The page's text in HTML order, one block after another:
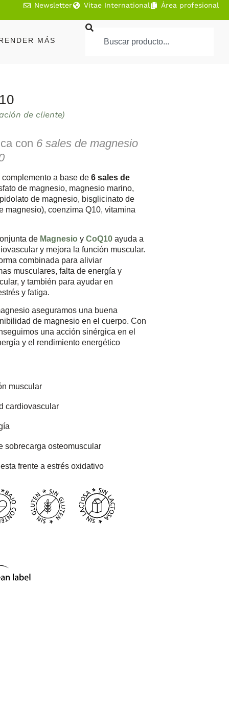
Newsletter Vitae International Área profesional
MÁS
de cliente)
con 6 sales de magnesio
a base de6 sales de
de magnesio, magnesio marino,
de magnesio, bisglicinato de
magnesio), coenzima Q10, vitamina
de Magnesio y CoQ10 ayuda a
y mejora la función muscular.
combinada para aliviar
musculares, falta de energía y
y también para ayudar en
y fatiga.
aseguramos una buena
de magnesio en el cuerpo. Con
una acción sinérgica en el
y el rendimiento energético
muscular
cardiovascular
sobrecarga osteomuscular
frente a estrés oxidativo